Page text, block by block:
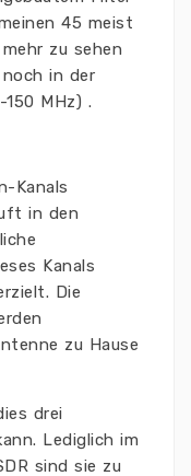
45 meist
zu sehen
in der
MHz) .
Kanals
in den
Kanals
Die
zu Hause
drei
Lediglich im
sind sie zu